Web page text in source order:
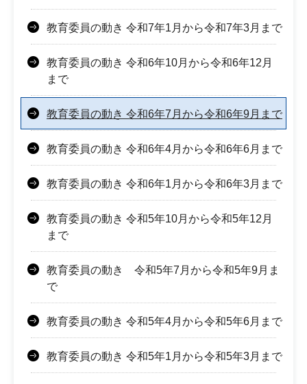
教育委員の動き 令和7年1月から令和7年3月まで
教育委員の動き 令和6年10月から令和6年12月
まで
教育委員の動き 令和6年7月から令和6年9月まで
教育委員の動き 令和6年4月から令和6年6月まで
教育委員の動き 令和6年1月から令和6年3月まで
教育委員の動き 令和5年10月から令和5年12月
まで
教育委員の動き 令和5年7月から令和5年9月ま
で
教育委員の動き 令和5年4月から令和5年6月まで
教育委員の動き 令和5年1月から令和5年3月まで